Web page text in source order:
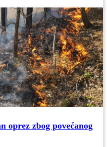
oprez zbog povećanog